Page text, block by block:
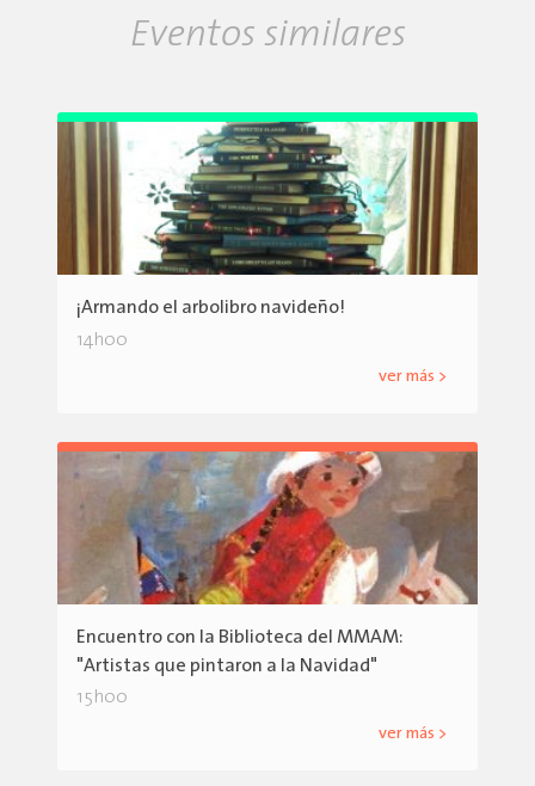
Eventos similares
¡Armando el arbolibro navideño!
14h00
ver más >
Encuentro con la Biblioteca del MMAM:
"Artistas que pintaron a la Navidad"
15h00
ver más >